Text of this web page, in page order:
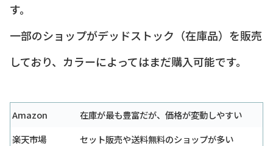
す。
一部のショップがデッドストック（在庫品）を販売
しており、カラーによってはまだ購入可能です。
Amazon
在庫が最も豊富だが、価格が変動しやすい
楽天市場
セット販売や送料無料のショップが多い